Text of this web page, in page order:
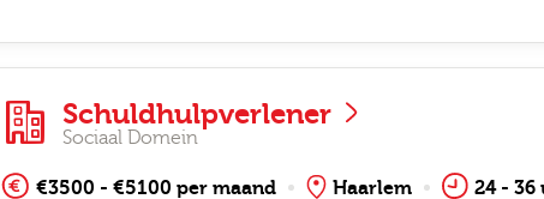
Schuldhulpverlener
Sociaal Domein
€3500 - €5100 per maand Haarlem 24 - 36